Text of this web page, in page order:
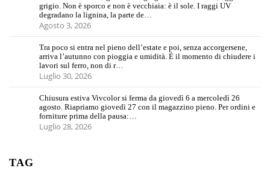
grigio. Non è sporco e non è vecchiaia: è il sole. I raggi UV
degradano la lignina, la parte de…
Agosto 3, 2026
Tra poco si entra nel pieno dell’estate e poi, senza accorgersene,
arriva l’autunno con pioggia e umidità. È il momento di chiudere i
lavori sul ferro, non di r…
Luglio 30, 2026
Chiusura estiva Vivcolor si ferma da giovedì 6 a mercoledì 26
agosto. Riapriamo giovedì 27 con il magazzino pieno. Per ordini e
forniture prima della pausa:…
Luglio 28, 2026
TAG